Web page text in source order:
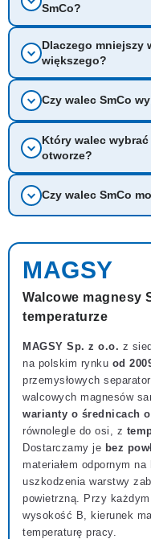
SmCo?
Dlaczego mniejszy
większego?
Czy walec SmCo
Który walec
otworze?
Czy walec SmCo
MAGSY
Walcowe magnesy
temperaturze
MAGSY Sp. z o.o. z
na polskim rynku od
przemysłowych
walcowych magnesów
warianty o średnicach
równolegle do osi, z
Dostarczamy je bez
materiałem odpornym
uszkodzenia warstwy
powietrzną. Przy
wysokość B, kierunek
temperaturę pracy.